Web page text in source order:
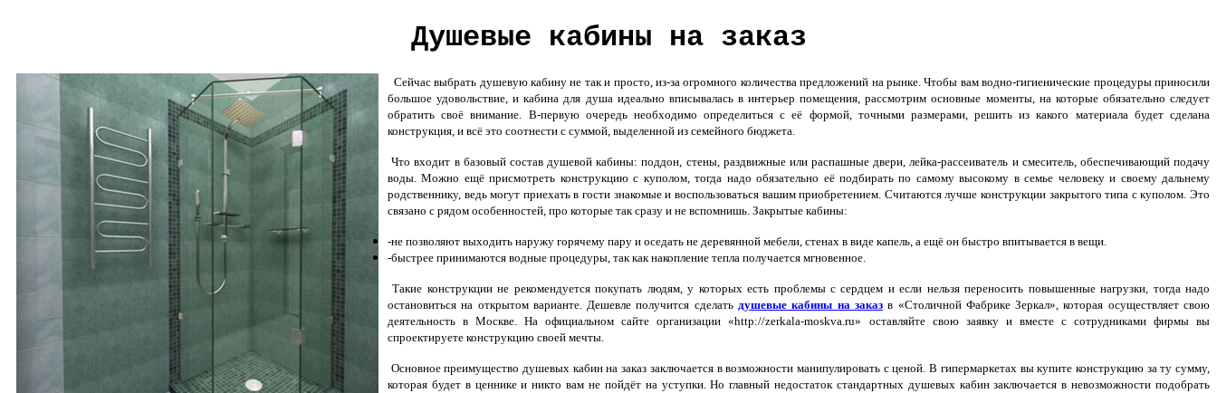
Душевые кабины на заказ
Сейчас выбрать душевую кабину не так и просто, из-за огромного количества предложений на рынке. Чтобы вам водно-гигиенические процедуры приносили
большое удовольствие, и кабина для душа идеально вписывалась в интерьер помещения, рассмотрим основные моменты, на которые обязательно следует
обратить своё внимание. В-первую очередь необходимо определиться с её формой, точными размерами, решить из какого материала будет сделана
конструкция, и всё это соотнести с суммой, выделенной из семейного бюджета.
Что входит в базовый состав душевой кабины: поддон, стены, раздвижные или распашные двери, лейка-рассеиватель и смеситель, обеспечивающий подачу
воды. Можно ещё присмотреть конструкцию с куполом, тогда надо обязательно её подбирать по самому высокому в семье человеку и своему дальнему
родственнику, ведь могут приехать в гости знакомые и воспользоваться вашим приобретением. Считаются лучше конструкции закрытого типа с куполом. Это
связано с рядом особенностей, про которые так сразу и не вспомнишь. Закрытые кабины:
-не позволяют выходить наружу горячему пару и оседать не деревянной мебели, стенах в виде капель, а ещё он быстро впитывается в вещи.
-быстрее принимаются водные процедуры, так как накопление тепла получается мгновенное.
Такие конструкции не рекомендуется покупать людям, у которых есть проблемы с сердцем и если нельзя переносить повышенные нагрузки, тогда надо
остановиться на открытом варианте. Дешевле получится сделатьдушевые кабины на заказв «Столичной Фабрике Зеркал», которая осуществляет свою
деятельность в Москве. На официальном сайте организации «http://zerkala-moskva.ru» оставляйте свою заявку и вместе с сотрудниками фирмы вы
спроектируете конструкцию своей мечты.
Основное преимущество душевых кабин на заказ заключается в возможности манипулировать с ценой. В гипермаркетах вы купите конструкцию за ту сумму,
которая будет в ценнике и никто вам не пойдёт на уступки. Но главный недостаток стандартных душевых кабин заключается в невозможности подобрать